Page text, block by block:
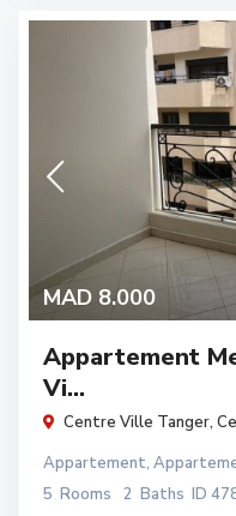
MAD 8.000
Appartement
Vi...
Centre Ville Tanger,
Appartement,
5 Rooms 2 Baths ID